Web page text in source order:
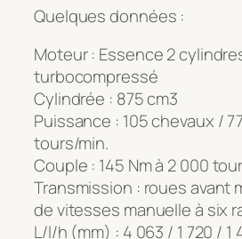
Quelques données :
Moteur : Essence 2
turbocompressé
Cylindrée : 875 cm3
Puissance : 105 chevaux /
tours/min.
Couple : 145 Nm à 2 000
Transmission : roues avant
de vitesses manuelle à six
L/l/h (mm) : 4 063 / 1 720 / 1